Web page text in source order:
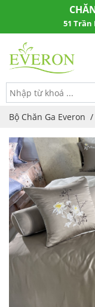
51 Trần
Bộ Chăn Ga Everon /